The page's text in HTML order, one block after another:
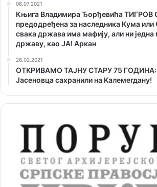
06.07.2021
Књига Владимира Ђорђевића ТИГРОВ
предодређена за наследника Кума или
свака држава има мафију, али ни
државу, као ЈА! Аркан
26.02.2021
ОТKРИВАМО ТАЈНУ СТАРУ 75 ГОДИНА:
Јасеновца сахранили на Kалемегдану!